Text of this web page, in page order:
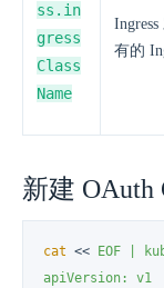
ss.in
gress
Class
Name
有的
新建 OAuth
cat <<
EOF |
apiVersion: v1